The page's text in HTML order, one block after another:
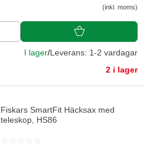
(inkl. moms)
I lager/Leverans: 1-2 vardagar
2 i lager
Fiskars SmartFit Häcksax med
teleskop, HS86